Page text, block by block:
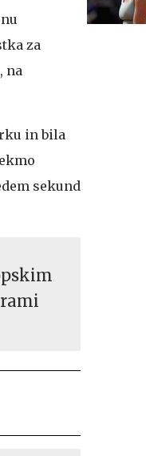
za
na
in bila
sekund